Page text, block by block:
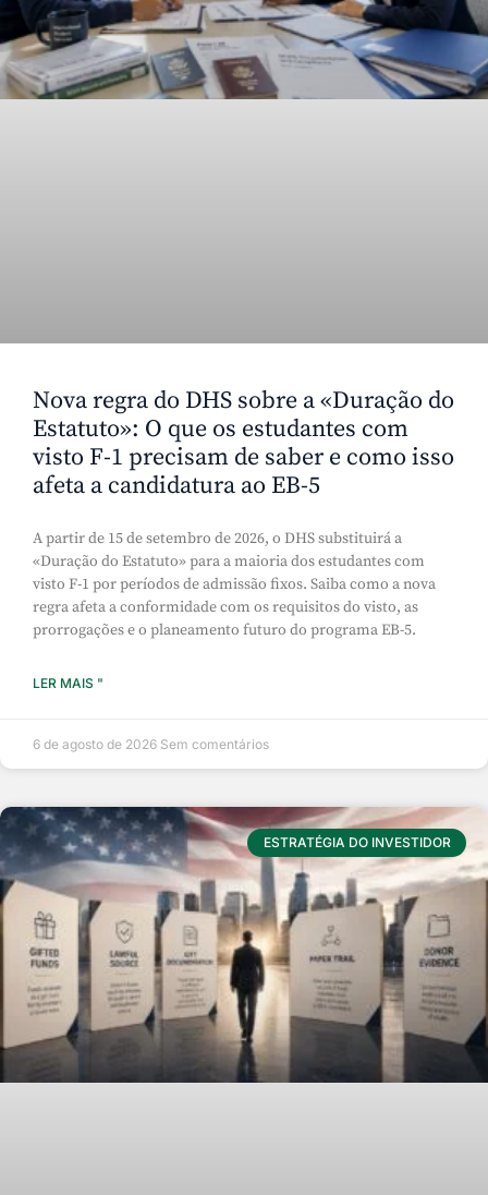
Nova regra do DHS sobre a «Duração do
Estatuto»: O que os estudantes com
visto F-1 precisam de saber e como isso
afeta a candidatura ao EB-5
A partir de 15 de setembro de 2026, o DHS substituirá a
«Duração do Estatuto» para a maioria dos estudantes com
visto F-1 por períodos de admissão fixos. Saiba como a nova
regra afeta a conformidade com os requisitos do visto, as
prorrogações e o planeamento futuro do programa EB-5.
LER MAIS "
6 de agosto de 2026 Sem comentários
ESTRATÉGIA DO INVESTIDOR